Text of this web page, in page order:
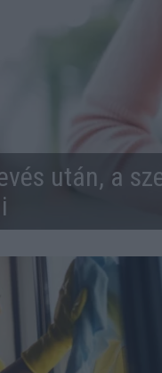
után, a